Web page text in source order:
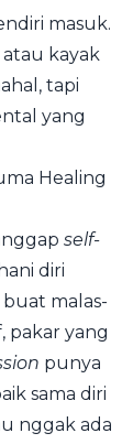
masuk.
atau kayak
tapi
yang
Healing
self-
diri
malas-
pakar yang
punya
sama diri
nggak ada